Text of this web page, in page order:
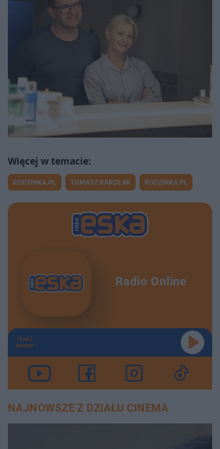
RODZINKA.PL TOMASZ KAROLAK RODZINKA PL
Radio Online
TERAZ
GRAMY
NAJNOWSZE Z DZIAŁU CINEMA